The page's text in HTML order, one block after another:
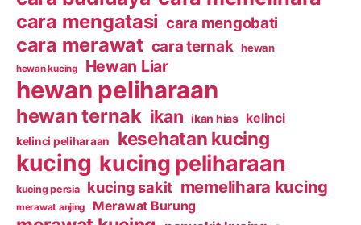
cara mengatasi cara mengobati
cara merawat cara ternak hewan
hewan kucing Hewan Liar
hewan peliharaan
hewan ternak ikan ikan hias kelinci
kelinci peliharaan kesehatan kucing
kucing kucing peliharaan
kucing persia kucing sakit memelihara kucing
merawat anjing Merawat Burung